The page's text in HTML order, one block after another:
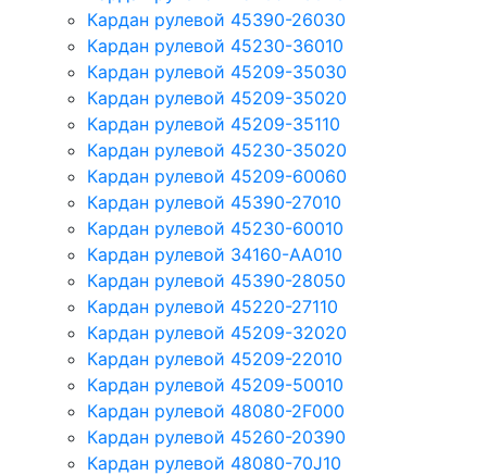
Кардан рулевой 45390-26030
Кардан рулевой 45230-36010
Кардан рулевой 45209-35030
Кардан рулевой 45209-35020
Кардан рулевой 45209-35110
Кардан рулевой 45230-35020
Кардан рулевой 45209-60060
Кардан рулевой 45390-27010
Кардан рулевой 45230-60010
Кардан рулевой 34160-AA010
Кардан рулевой 45390-28050
Кардан рулевой 45220-27110
Кардан рулевой 45209-32020
Кардан рулевой 45209-22010
Кардан рулевой 45209-50010
Кардан рулевой 48080-2F000
Кардан рулевой 45260-20390
Кардан рулевой 48080-70J10